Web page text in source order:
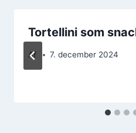
Tortellini som
Af 7. december 2024